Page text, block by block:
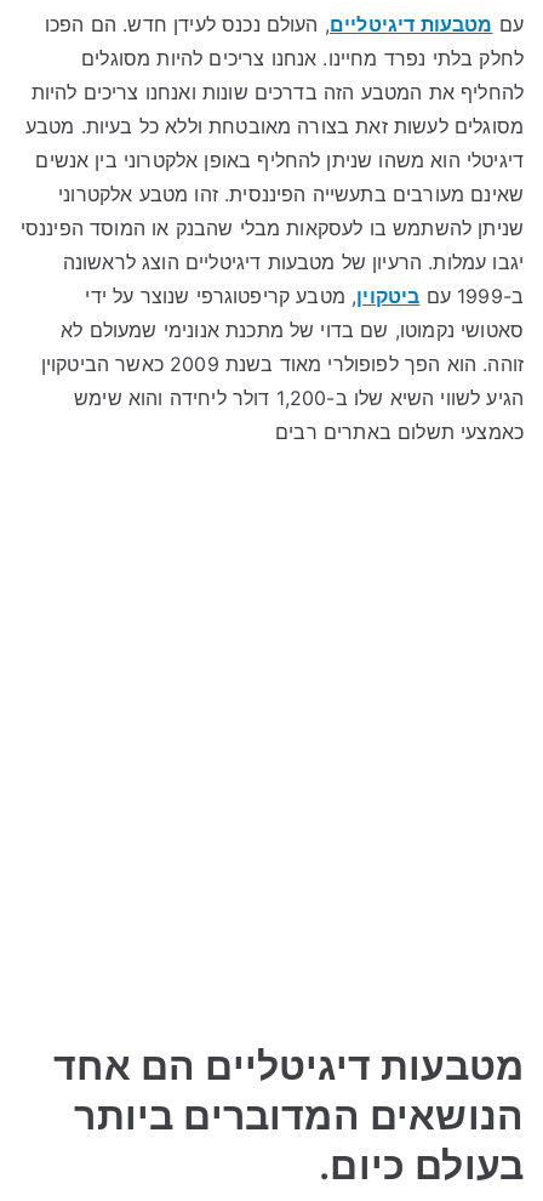
עם מטבעות דיגיטליים, העולם נכנס לעידן חדש. הם הפכו
לחלק בלתי נפרד מחיינו. אנחנו צריכים להיות מסוגלים
להחליף את המטבע הזה בדרכים שונות ואנחנו צריכים להיות
מסוגלים לעשות זאת בצורה מאובטחת וללא כל בעיות. מטבע
דיגיטלי הוא משהו שניתן להחליף באופן אלקטרוני בין אנשים
שאינם מעורבים בתעשייה הפיננסית. זהו מטבע אלקטרוני
שניתן להשתמש בו לעסקאות מבלי שהבנק או המוסד הפיננסי
יגבו עמלות. הרעיון של מטבעות דיגיטליים הוצג לראשונה
ב-1999 עם
ביטקוין, מטבע קריפטוגרפי שנוצר על ידי
סאטושי נקמוטו, שם בדוי של מתכנת אנונימי שמעולם לא
זוהה. הוא הפך לפופולרי מאוד בשנת 2009 כאשר הביטקוין
הגיע לשווי השיא שלו ב-1,200 דולר ליחידה והוא שימש
כאמצעי תשלום באתרים רבים
מטבעות דיגיטליים הם אחד
הנושאים המדוברים ביותר
בעולם כיום.